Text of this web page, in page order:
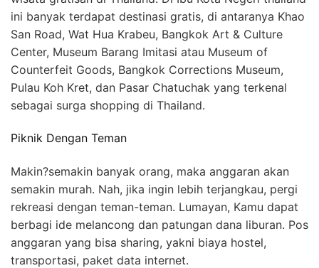
ini banyak terdapat destinasi gratis, di antaranya Khao
San Road, Wat Hua Krabeu, Bangkok Art & Culture
Center, Museum Barang Imitasi atau Museum of
Counterfeit Goods, Bangkok Corrections Museum,
Pulau Koh Kret, dan Pasar Chatuchak yang terkenal
sebagai surga shopping di Thailand.
Piknik Dengan Teman
Makin?semakin banyak orang, maka anggaran akan
semakin murah. Nah, jika ingin lebih terjangkau, pergi
rekreasi dengan teman-teman. Lumayan, Kamu dapat
berbagi ide melancong dan patungan dana liburan. Pos
anggaran yang bisa sharing, yakni biaya hostel,
transportasi, paket data internet.